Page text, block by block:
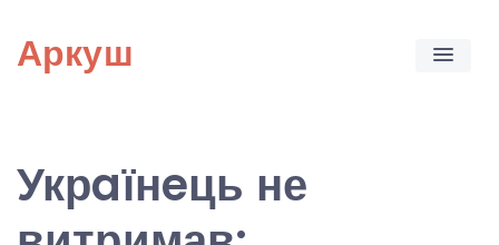
content
Аркуш
Укрaїнeць не